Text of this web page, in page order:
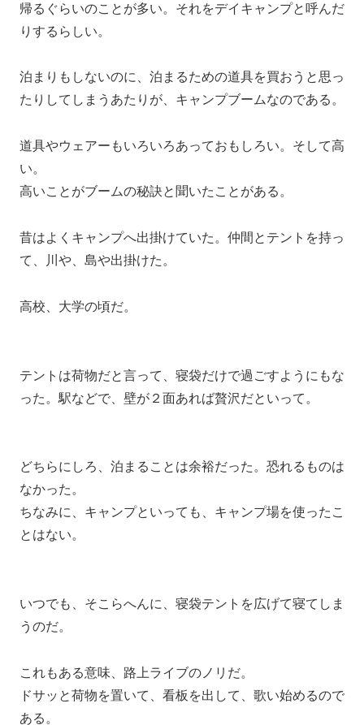
帰るぐらいのことが多い。それをデイキャンプと呼んだ
りするらしい。
泊まりもしないのに、泊まるための道具を買おうと思っ
たりしてしまうあたりが、キャンプブームなのである。
道具やウェアーもいろいろあっておもしろい。そして高
い。
高いことがブームの秘訣と聞いたことがある。
昔はよくキャンプへ出掛けていた。仲間とテントを持っ
て、川や、島や出掛けた。
高校、大学の頃だ。
テントは荷物だと言って、寝袋だけで過ごすようにもな
った。駅などで、壁が２面あれば贅沢だといって。
どちらにしろ、泊まることは余裕だった。恐れるものは
なかった。
ちなみに、キャンプといっても、キャンプ場を使ったこ
とはない。
いつでも、そこらへんに、寝袋テントを広げて寝てしま
うのだ。
これもある意味、路上ライブのノリだ。
ドサッと荷物を置いて、看板を出して、歌い始めるので
ある。